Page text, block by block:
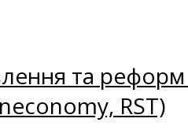
та
RST)